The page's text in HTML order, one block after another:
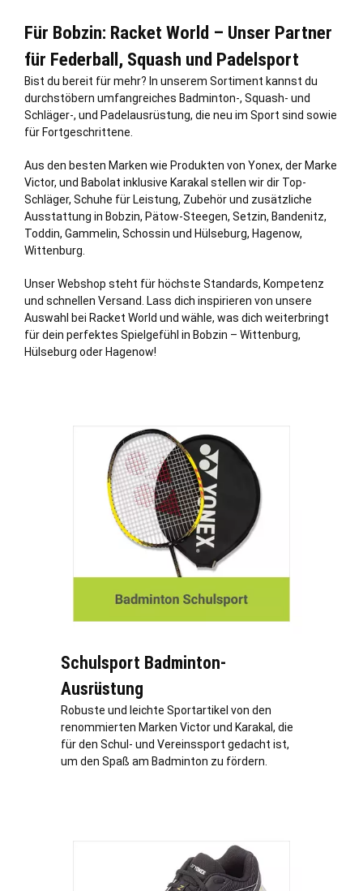
Für Bobzin: Racket World – Unser Partner
für Federball, Squash und Padelsport
Bist du bereit für mehr? In unserem Sortiment kannst du
durchstöbern umfangreiches Badminton-, Squash- und
Schläger-, und Padelausrüstung, die neu im Sport sind sowie
für Fortgeschrittene.
Aus den besten Marken wie Produkten von Yonex, der Marke
Victor, und Babolat inklusive Karakal stellen wir dir Top-
Schläger, Schuhe für Leistung, Zubehör und zusätzliche
Ausstattung in Bobzin, Pätow-Steegen, Setzin, Bandenitz,
Toddin, Gammelin, Schossin und Hülseburg, Hagenow,
Wittenburg
Unser Webshop steht für höchste Standards, Kompetenz
und schnellen Versand. Lass dich inspirieren von unsere
Auswahl bei Racket World und wähle, was dich weiterbringt
für dein perfektes Spielgefühl in Bobzin – Wittenburg,
Hülseburg oder Hagenow!
Schulsport Badminton-
Ausrüstung
Robuste und leichte Sportartikel von den
renommierten Marken Victor und Karakal, die
für den Schul- und Vereinssport gedacht ist,
um den Spaß am Badminton zu fördern.